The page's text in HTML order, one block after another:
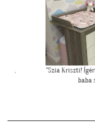
lett a
"Csodálatos a